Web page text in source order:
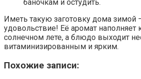
баночкам и остудить.
Иметь такую заготовку дома зимой
удовольствие! Её аромат наполняет
солнечном лете, а блюдо выходит
витаминизированным и ярким.
Похожие записи: